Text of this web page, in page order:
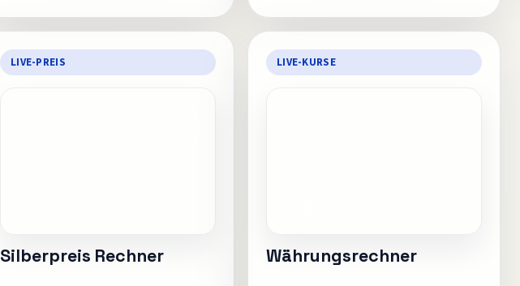
LIVE-PREIS
Silberpreis Rechner
LIVE-KURSE
Währungsrechner